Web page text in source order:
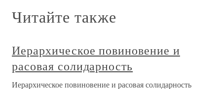
Читайте также
Иерархическое повиновение и
расовая солидарность
Иерархическое повиновение и расовая солидарность